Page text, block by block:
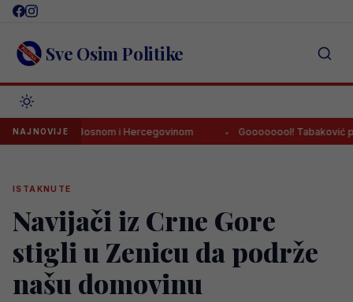
Skip
content Sve Osim Politike
NAJNOVIJE
Bosnom i Hercegovinom Goooooool! Tabaković postigao
ISTAKNUTE
Navijači iz Crne Gore
stigli u Zenicu da podrže
našu domovinu